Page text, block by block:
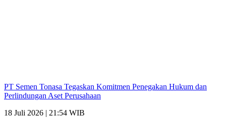
PT Semen Tonasa Tegaskan Komitmen Penegakan Hukum dan
Perlindungan Aset Perusahaan
18 Juli 2026 | 21:54 WIB